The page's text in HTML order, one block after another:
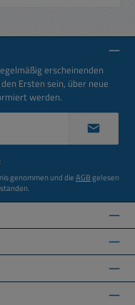
erscheinenden
Ersten sein, über neue
werden.
genommen und dieAGBgelesen